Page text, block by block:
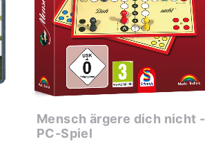
Mensch ärgere dich nicht -
PC-Spiel